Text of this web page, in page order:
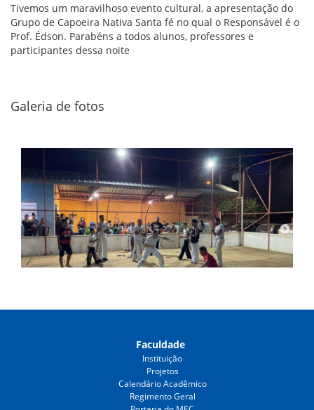
Tivemos um maravilhoso evento cultural, a apresentação do
Grupo de Capoeira Nativa Santa fé no qual o Responsável é o
Prof. Édson. Parabéns a todos alunos, professores e
participantes dessa noite
Galeria de fotos
Faculdade
Instituição
Projetos
Calendário Acadêmico
Regimento Geral